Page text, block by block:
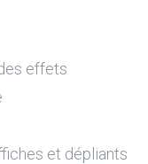
effets
et dépliants